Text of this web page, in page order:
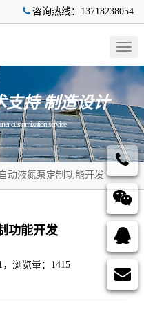
咨询热线：13718238054
支持 制造设计
customization service
自动液氮泵定制功能开发
功能开发
，浏览量：1415